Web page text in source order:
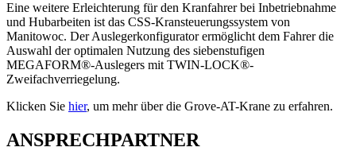
Eine weitere Erleichterung für den Kranfahrer bei Inbetriebnahme
und Hubarbeiten ist das CSS-Kransteuerungssystem von
Manitowoc. Der Auslegerkonfigurator ermöglicht dem Fahrer die
Auswahl der optimalen Nutzung des siebenstufigen
MEGAFORM®-Auslegers mit TWIN-LOCK®-
Zweifachverriegelung.
Klicken Sie hier, um mehr über die Grove-AT-Krane zu erfahren.
ANSPRECHPARTNER